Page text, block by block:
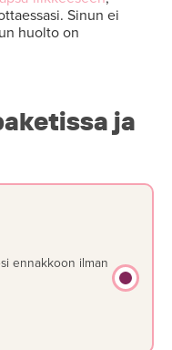
Sinun ei
huolto on
ja
ennakkoon ilman